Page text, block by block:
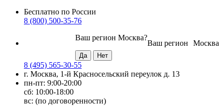
Бесплатно по России
8 (800) 500-35-76
Москва
Ваш регион
Ваш регион Москва?
8 (495) 565-30-55
г. Москва, 1-й Красносельский переулок д. 13
пн-пт: 9:00-20:00
сб: 10:00-18:00
вс: (по договоренности)